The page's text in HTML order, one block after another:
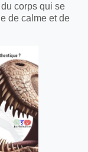
corps qui se
de calme et de